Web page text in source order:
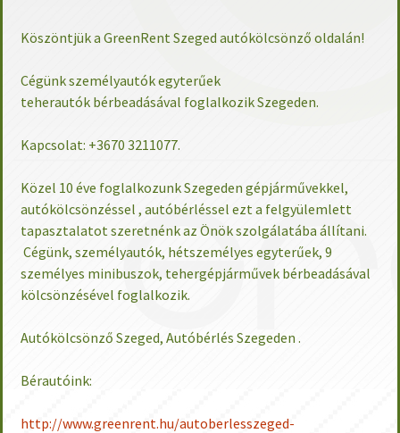
Köszöntjük a GreenRent Szeged autókölcsönző oldalán!
Cégünk személyautók egyterűek
teherautók bérbeadásával foglalkozik Szegeden.
Kapcsolat: +3670 3211077.
Közel 10 éve foglalkozunk Szegeden gépjárművekkel,
autókölcsönzéssel , autóbérléssel ezt a felgyülemlett
tapasztalatot szeretnénk az Önök szolgálatába állítani.
Cégünk, személyautók, hétszemélyes egyterűek, 9
személyes minibuszok, tehergépjárművek bérbeadásával
kölcsönzésével foglalkozik.
Autókölcsönző Szeged, Autóbérlés Szegeden .
Bérautóink:
http://www.greenrent.hu/autoberlesszeged-